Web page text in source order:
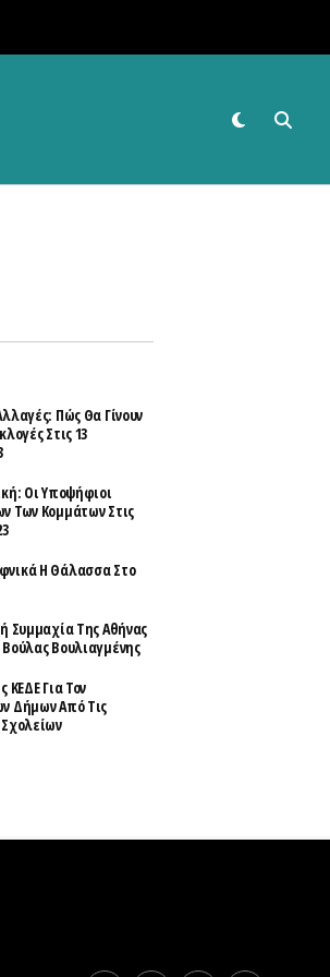
Πώς Θα Γίνουν
Στις 13
Οι Υποψήφιοι
Των Κομμάτων Στις
Η Θάλασσα Στο
Συμμαχία Της Αθήνας
Βουλιαγμένης
ΚΕΔΕ Για Τον
Δήμων Από Τις